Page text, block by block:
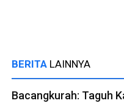
BERITA LAINNYA
Bacangkurah: Taguh